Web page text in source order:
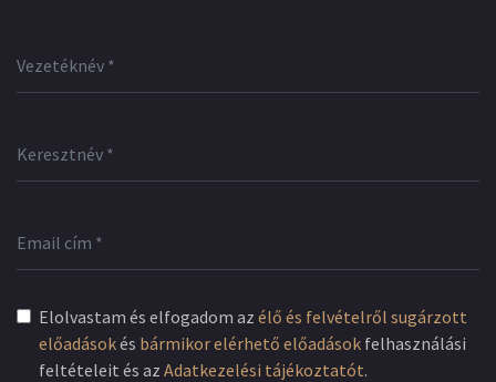
Elolvastam és elfogadom az élő és felvételről sugárzott
előadásokés bármikor elérhető előadások felhasználási
feltételeit és az Adatkezelési tájékoztatót.